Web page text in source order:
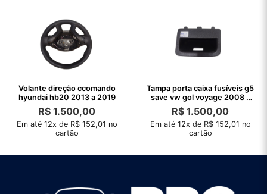
Volante direção ccomando
hyundai hb20 2013 a 2019
R$ 1.500,00
Em até 12x de R$ 152,01 no
cartão
Tampa porta caixa fusíveis g5
save vw gol voyage 2008 a
2008
R$ 1.500,00
Em até 12x de R$ 152,01 no
cartão